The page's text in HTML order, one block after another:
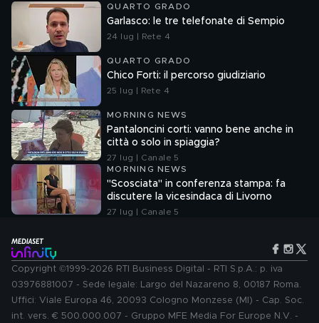
QUARTO GRADO
Garlasco: le tre telefonate di Sempio
24 lug | Rete 4
QUARTO GRADO
Chico Forti: il percorso giudiziario
25 lug | Rete 4
MORNING NEWS
Pantaloncini corti: vanno bene anche in
città o solo in spiaggia?
27 lug | Canale 5
MORNING NEWS
"Scosciata" in conferenza stampa: fa
discutere la vicesindaca di Livorno
27 lug | Canale 5
Copyright ©1999-2026 RTI Business Digital - RTI S.p.A.: p. iva
03976881007 - Sede legale: Largo del Nazareno 8, 00187 Roma.
Uffici: Viale Europa 46, 20093 Cologno Monzese (MI) - Cap. Soc.
int. vers. € 500.000.007 - Gruppo MFE Media For Europe N.V. -